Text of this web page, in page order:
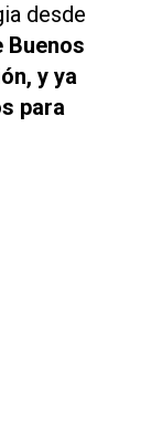
desde
Buenos
y ya
para